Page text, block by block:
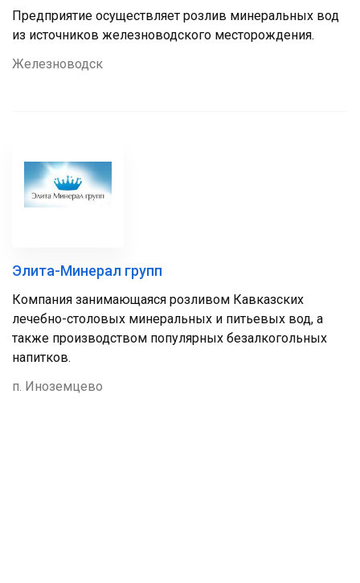
Предприятие осуществляет розлив минеральных вод
из источников железноводского месторождения.
Железноводск
Элита-Минерал групп
Компания занимающаяся розливом Кавказских
лечебно-столовых минеральных и питьевых вод, а
также производством популярных безалкогольных
напитков.
п. Иноземцево